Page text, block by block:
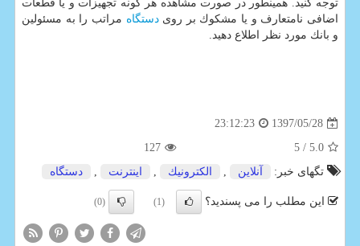
توجه كنید. همینطور در صورت مشاهده هر گونه تجهیزات و یا قطعات
اضافی نامتعارف و یا مشكوك بر رویدستگاه مراتب را به مسئولین
و بانك مورد نظر اطلاع دهید.
1397/05/28
23:12:23
5.0
/ 5
127
تگهای خبر:
آنلاین , الكترونیك , اینترنت , دستگاه
این مطلب را می پسندید؟ (1)
(0)